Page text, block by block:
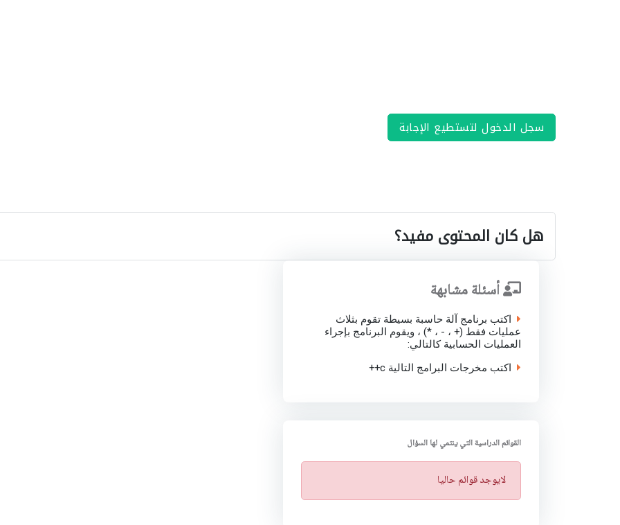
سجل الدخول لتستطيع الإجابة
هل كان المحتوى مفيد؟
أسئلة مشابهة
اكتب برنامج آلة حاسبة بسيطة تقوم بثلاث
عمليات فقط (+ ، - ، *) ، ويقوم البرنامج بإجراء
العمليات الحسابية كالتالي:
اكتب مخرجات البرامج التالية c++
القوائم الدراسية التي ينتمي لها السؤال
ت
ن
لايوجد قوائم حاليا